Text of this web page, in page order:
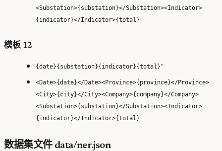
<Substation>{substation}</Substation><Indicator>
{indicator}</Indicator>{total}
模板 12
{date}{substation}{indicator}{total}"
<Date>{date}</Date><Province>{province}</Province>
<City>{city}</City><Company>{company}</Company>
<Substation>{substation}</Substation><Indicator>
{indicator}</Indicator>{total}
数据集文件 data/ner.json